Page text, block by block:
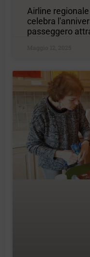
Airline
celebra
passeggero
Maggio 12, 2025